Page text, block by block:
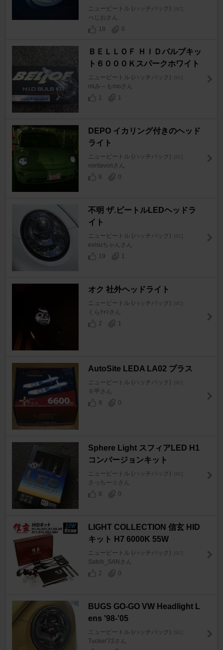
ニュービートル (ハッチバック) [9C]
べじおさん
18
0
ＢＥＬＬＯＦ ＨＩＤバルブキッ
ト６０００Ｋスパークホワイト
ニュービートル (ハッチバック) [9C]
miみ～もmoさん
1
1
DEPO イカリング付きのヘッド
ライト
ニュービートル (ハッチバック) [9C]
vontavonさん
8
0
不明 ザ.ビートルLEDヘッドラ
イト
ニュービートル (ハッチバック) [9C]
evisuちゃんさん
19
1
オク 社外ヘッドライト
ニュービートル (ハッチバック) [9C]
くらﾁｬﾝさん
2
1
AutoSite LEDA LA02 プラス
ニュービートル (ハッチバック) [9C]
６甲さん
9
0
Sphere Light スフィアLED H1
コンバージョンキット
ニュービートル (ハッチバック) [9C]
さっちー☆さん
8
0
LIGHT COLLECTION 信玄 HID
キット H7 6000K 55W
ニュービートル (ハッチバック) [9C]
Satoh_SANさん
2
0
BUGS GO-GO VW Headlight L
ens '98-'05
ニュービートル (ハッチバック) [9C]
Tucker'72さん